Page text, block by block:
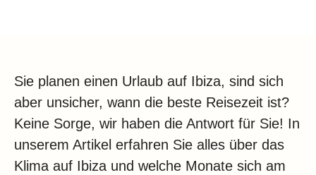
Sie planen einen Urlaub auf Ibiza, sind sich
aber unsicher, wann die beste Reisezeit ist?
Keine Sorge, wir haben die Antwort für Sie! In
unserem Artikel erfahren Sie alles über das
Klima auf Ibiza und welche Monate sich am